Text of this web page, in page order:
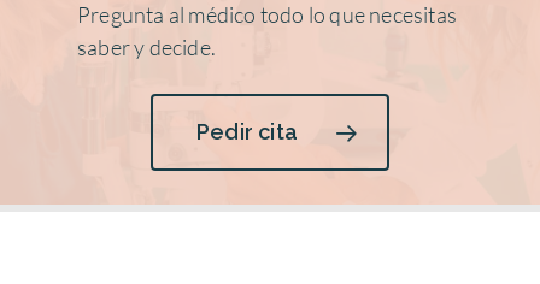
Pregunta al médico todo lo que necesitas
saber y decide.
Pedir cita